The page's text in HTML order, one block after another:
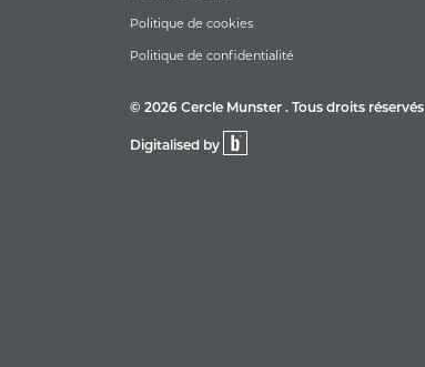
Politique de cookies
Politique de confidentialité
© 2026 Cercle Munster . Tous droits réservés
Digitalised by